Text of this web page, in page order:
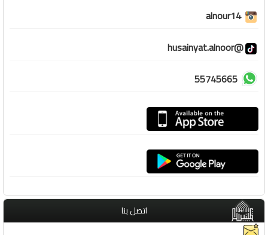
alnour14
@husainyat.alnoor
55745665
اتصل بنا